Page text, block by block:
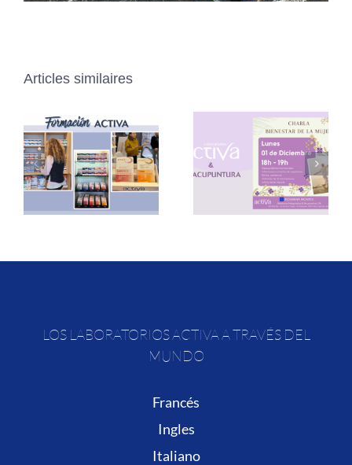
Articles similaires
LOS LABORATORIOS ACTIVA A TRAVÉS DEL
MUNDO
Francés
Ingles
Italiano